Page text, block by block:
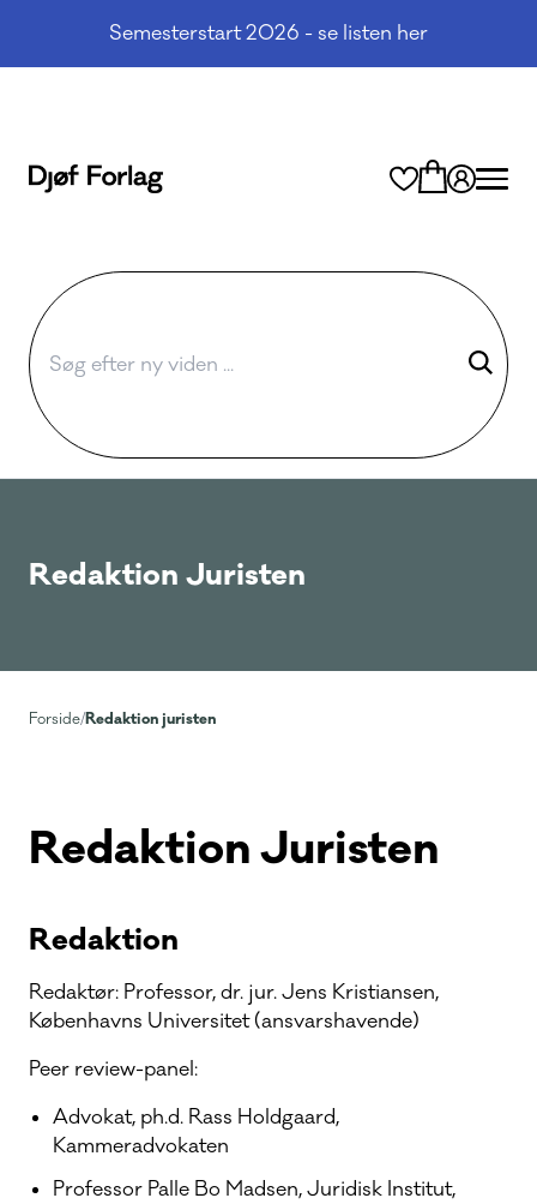
Semesterstart 2026 - se listen her
Redaktion Juristen
Forside/Redaktion juristen
Redaktion Juristen
Redaktion
Redaktør: Professor, dr. jur. Jens Kristiansen,
Københavns Universitet (ansvarshavende)
Peer review-panel:
Advokat, ph.d. Rass Holdgaard,
Kammeradvokaten
Professor Palle Bo Madsen, Juridisk Institut,